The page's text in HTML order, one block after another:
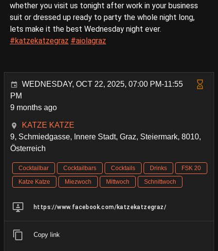
whether you visit us tonight after work in your business
suit or dressed up ready to party the whole night long,
lets make it the best Wednesday night ever.
#katzekatzegraz #aiolagraz
WEDNESDAY, OCT 22, 2025, 07:00 PM-11:55
PM
9 months ago
KATZE KATZE
9, Schmiedgasse, Innere Stadt, Graz, Steiermark, 8010,
Österreich
Cocktailbar Cocktailbars Cocktails Drinks
FSK 20
Katze Katze
Miezwoch Mittwoch Schnittwoch
https://www.facebook.com/katzekatzegraz/
Copy link